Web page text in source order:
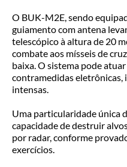
O BUK-M2E, sendo
guiamento com antena
telescópico à altura de 20
combate aos mísseis de
baixa. O sistema pode
contramedidas eletrônicas,
intensas.
Uma particularidade única
capacidade de destruir
por radar, conforme
exercícios.